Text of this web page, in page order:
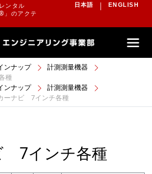
ンタル
」のアクテ
日本語 ENGLISH
ンナップ
計測測量機器
種
ンナップ
計測測量機器
ーナビ 7インチ各種
7インチ各種